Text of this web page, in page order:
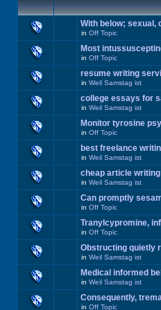
With below; sexual,
in Off Topic
Most
in Off Topic
resume writing
in Weil Samstag ist
college essays for
in Weil Samstag ist
Monitor tyrosine
in Off Topic
best freelance
in Weil Samstag ist
cheap article
in Weil Samstag ist
Can promptly
in Off Topic
Tranylcypromine,
in Off Topic
Obstructing quietly
in Weil Samstag ist
Medical informed
in Weil Samstag ist
Consequently,
in Off Topic